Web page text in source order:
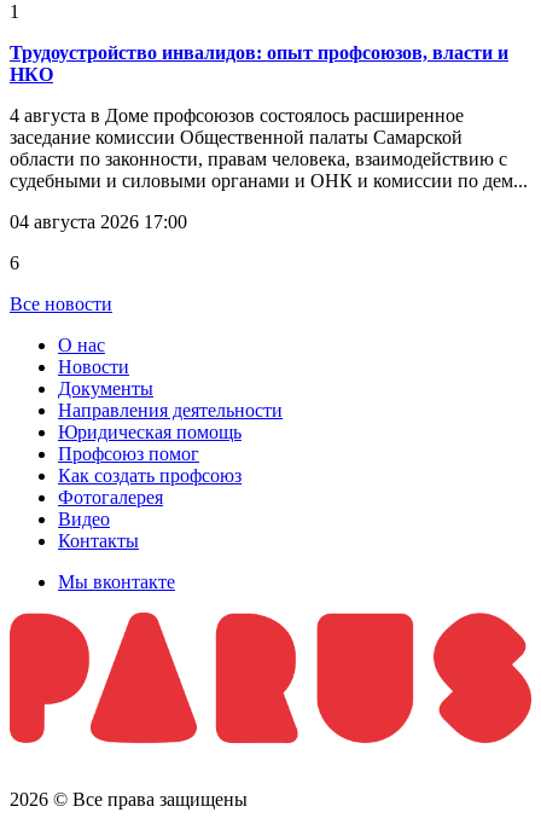
1
Трудоустройство инвалидов: опыт профсоюзов, власти и
НКО
4 августа в Доме профсоюзов состоялось расширенное
заседание комиссии Общественной палаты Самарской
области по законности, правам человека, взаимодействию с
судебными и силовыми органами и ОНК и комиссии по дем...
04 августа 2026 17:00
6
Все новости
О нас
Новости
Документы
Направления деятельности
Юридическая помощь
Профсоюз помог
Как создать профсоюз
Фотогалерея
Видео
Контакты
Мы вконтакте
2026 © Все права защищены